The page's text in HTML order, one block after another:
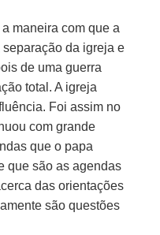
maneira com que a
da igreja e
de uma guerra
total. A igreja
Foi assim no
com grande
que o papa
que são as agendas
das orientações
são questões